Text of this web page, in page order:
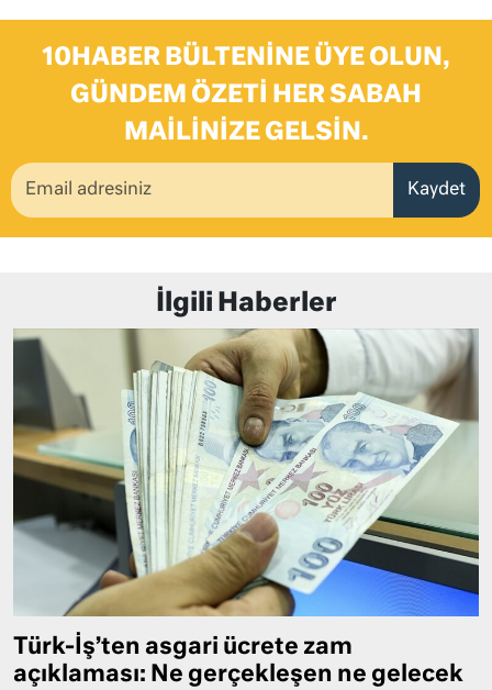
10HABER BÜLTENINE ÜYE OLUN,
GÜNDEM ÖZETI HER SABAH
MAILINIZE GELSIN.
Kaydet
İlgili Haberler
Türk-İş’ten asgari ücrete zam
açıklaması: Ne gerçekleşen ne gelecek